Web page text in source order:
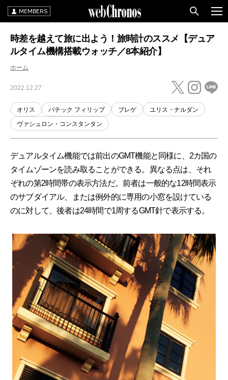
MEMBERS
時差を越えて旅に出よう！旅時計のススメ【デュア
ルタイム機構搭載ウォッチ／8本紹介】
ホーム
2022.12.27
オリス パテック フィリップ ブレゲ
ユリス・ナルダン
ヴァシュロン・コンスタンタン
デュアルタイム機能では前出のGMT機能と同様に、2カ国の
タイムゾーンを読み取ることができる。異なる点は、それ
ぞれの第2時間帯の表示方法だ。前者は一般的な12時間表示
のサブダイアル、または例外的に専用の小窓を設けている
のに対して、後者は24時間で1周するGMT針で表示する。